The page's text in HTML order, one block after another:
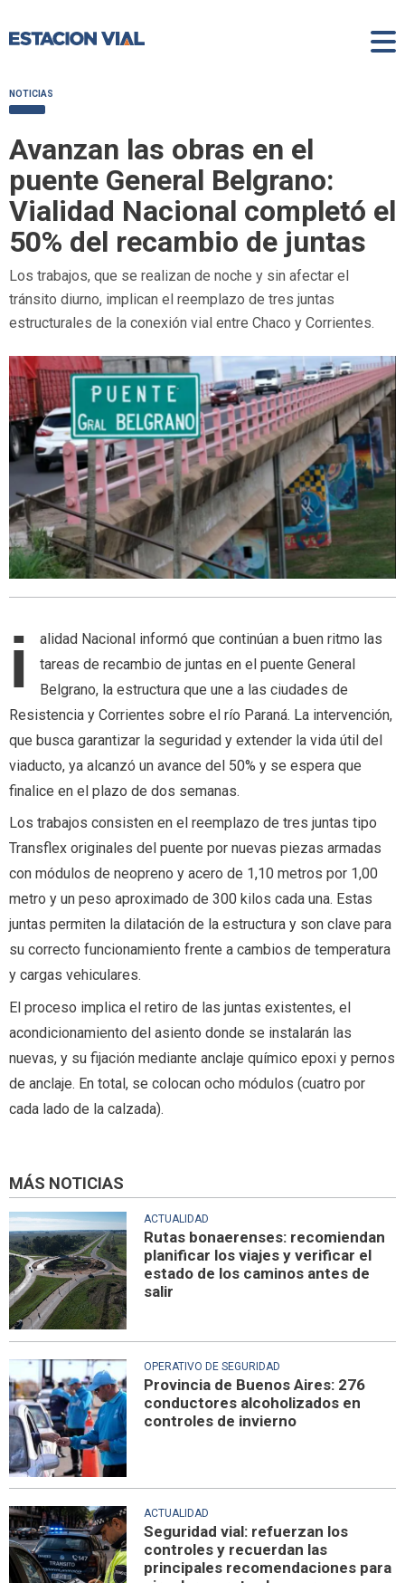
NOTICIAS
Avanzan las obras en el
puente General Belgrano:
Vialidad Nacional completó el
50% del recambio de juntas
Los trabajos, que se realizan de noche y sin afectar el
tránsito diurno, implican el reemplazo de tres juntas
estructurales de la conexión vial entre Chaco y Corrientes.
i
alidad Nacional informó que continúan a buen ritmo las
tareas de recambio de juntas en el puente General
Belgrano, la estructura que une a las ciudades de
Resistencia y Corrientes sobre el río Paraná. La intervención,
que busca garantizar la seguridad y extender la vida útil del
viaducto, ya alcanzó un avance del 50% y se espera que
finalice en el plazo de dos semanas.
Los trabajos consisten en el reemplazo de tres juntas tipo
Transflex originales del puente por nuevas piezas armadas
con módulos de neopreno y acero de 1,10 metros por 1,00
metro y un peso aproximado de 300 kilos cada una. Estas
juntas permiten la dilatación de la estructura y son clave para
su correcto funcionamiento frente a cambios de temperatura
y cargas vehiculares.
El proceso implica el retiro de las juntas existentes, el
acondicionamiento del asiento donde se instalarán las
nuevas, y su fijación mediante anclaje químico epoxi y pernos
de anclaje. En total, se colocan ocho módulos (cuatro por
cada lado de la calzada).
MÁS NOTICIAS
ACTUALIDAD
Rutas bonaerenses: recomiendan
planificar los viajes y verificar el
estado de los caminos antes de
salir
OPERATIVO DE SEGURIDAD
Provincia de Buenos Aires: 276
conductores alcoholizados en
controles de invierno
ACTUALIDAD
Seguridad vial: refuerzan los
controles y recuerdan las
principales recomendaciones para